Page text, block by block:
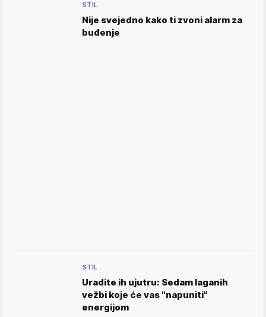
STIL
Nije svejedno kako ti zvoni alarm za
buđenje
STIL
Uradite ih ujutru: Sedam laganih
vežbi koje će vas "napuniti"
energijom